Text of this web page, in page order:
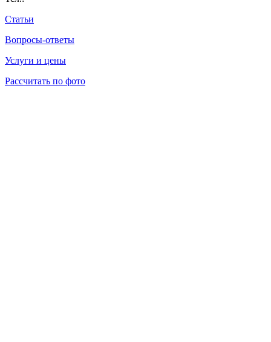
Статьи
Вопросы-ответы
Услуги и цены
Рассчитать по фото